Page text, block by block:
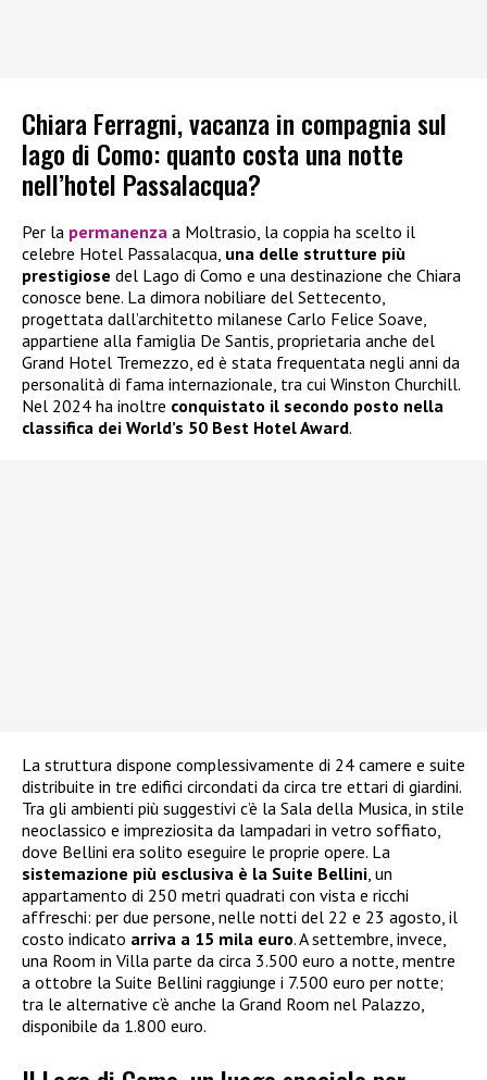
Chiara Ferragni, vacanza in compagnia sul
lago di Como: quanto costa una notte
nell’hotel Passalacqua?
Per la permanenza a Moltrasio, la coppia ha scelto il
celebre Hotel Passalacqua, una delle strutture più
prestigiose del Lago di Como e una destinazione che Chiara
conosce bene. La dimora nobiliare del Settecento,
progettata dall’architetto milanese Carlo Felice Soave,
appartiene alla famiglia De Santis, proprietaria anche del
Grand Hotel Tremezzo, ed è stata frequentata negli anni da
personalità di fama internazionale, tra cui Winston Churchill.
Nel 2024 ha inoltre conquistato il secondo posto nella
classifica dei World’s 50 Best Hotel Award.
La struttura dispone complessivamente di 24 camere e suite
distribuite in tre edifici circondati da circa tre ettari di giardini.
Tra gli ambienti più suggestivi c’è la Sala della Musica, in stile
neoclassico e impreziosita da lampadari in vetro soffiato,
dove Bellini era solito eseguire le proprie opere. La
sistemazione più esclusiva è la Suite Bellini , un
appartamento di 250 metri quadrati con vista e ricchi
affreschi: per due persone, nelle notti del 22 e 23 agosto, il
costo indicato arriva a 15 mila euro. A settembre, invece,
una Room in Villa parte da circa 3.500 euro a notte, mentre
a ottobre la Suite Bellini raggiunge i 7.500 euro per notte;
tra le alternative c’è anche la Grand Room nel Palazzo,
disponibile da 1.800 euro.